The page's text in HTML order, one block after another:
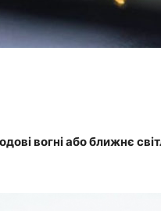
вогні або ближнє